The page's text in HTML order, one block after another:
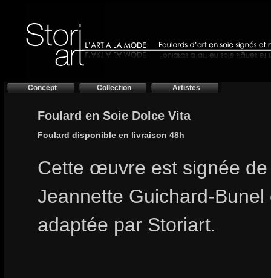
Concept Collection Artistes
Foulard en Soie Dolce Vita
Foulard disponible en livraison 48h
Cette œuvre est signée de
Jeannette Guichard-Bunel
adaptée par Storiart.